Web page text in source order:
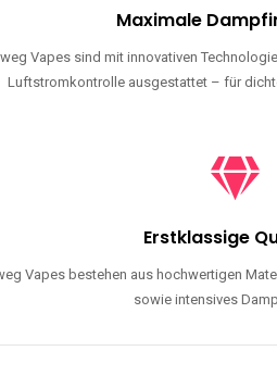
Maximale
Vapes sind mit innovativen
Luftstromkontrolle ausgestattet – für
Erstklassige
Vapes bestehen aus hochwertigen
sowie intensives